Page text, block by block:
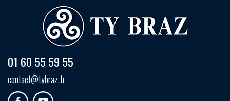
01 60 55 59 55
contact@tybraz.fr